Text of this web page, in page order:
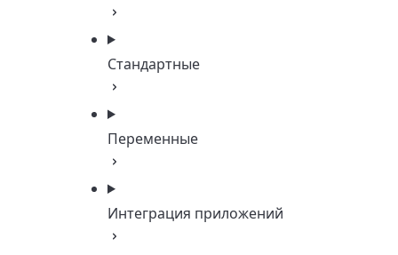
Стандартные
Переменные
Интеграция приложений